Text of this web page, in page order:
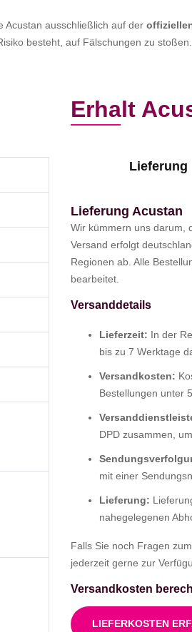
Acustan ausschließlich auf der
besteht, auf Fälschungen zu stoßen.
Erhalt
Lieferung
Lieferung Acustan
Wir kümmern uns darum,
Versand erfolgt
Regionen ab. Alle
bearbeitet.
Versanddetails
Lieferzeit: In der
bis zu 7 Werktage
Versandkosten:
Bestellungen unter
DPD zusammen,
mit einer
Lieferung:
nahegelegenen
Falls Sie noch Fragen
jederzeit gerne zur
Versandkosten
LIEFERKOSTEN